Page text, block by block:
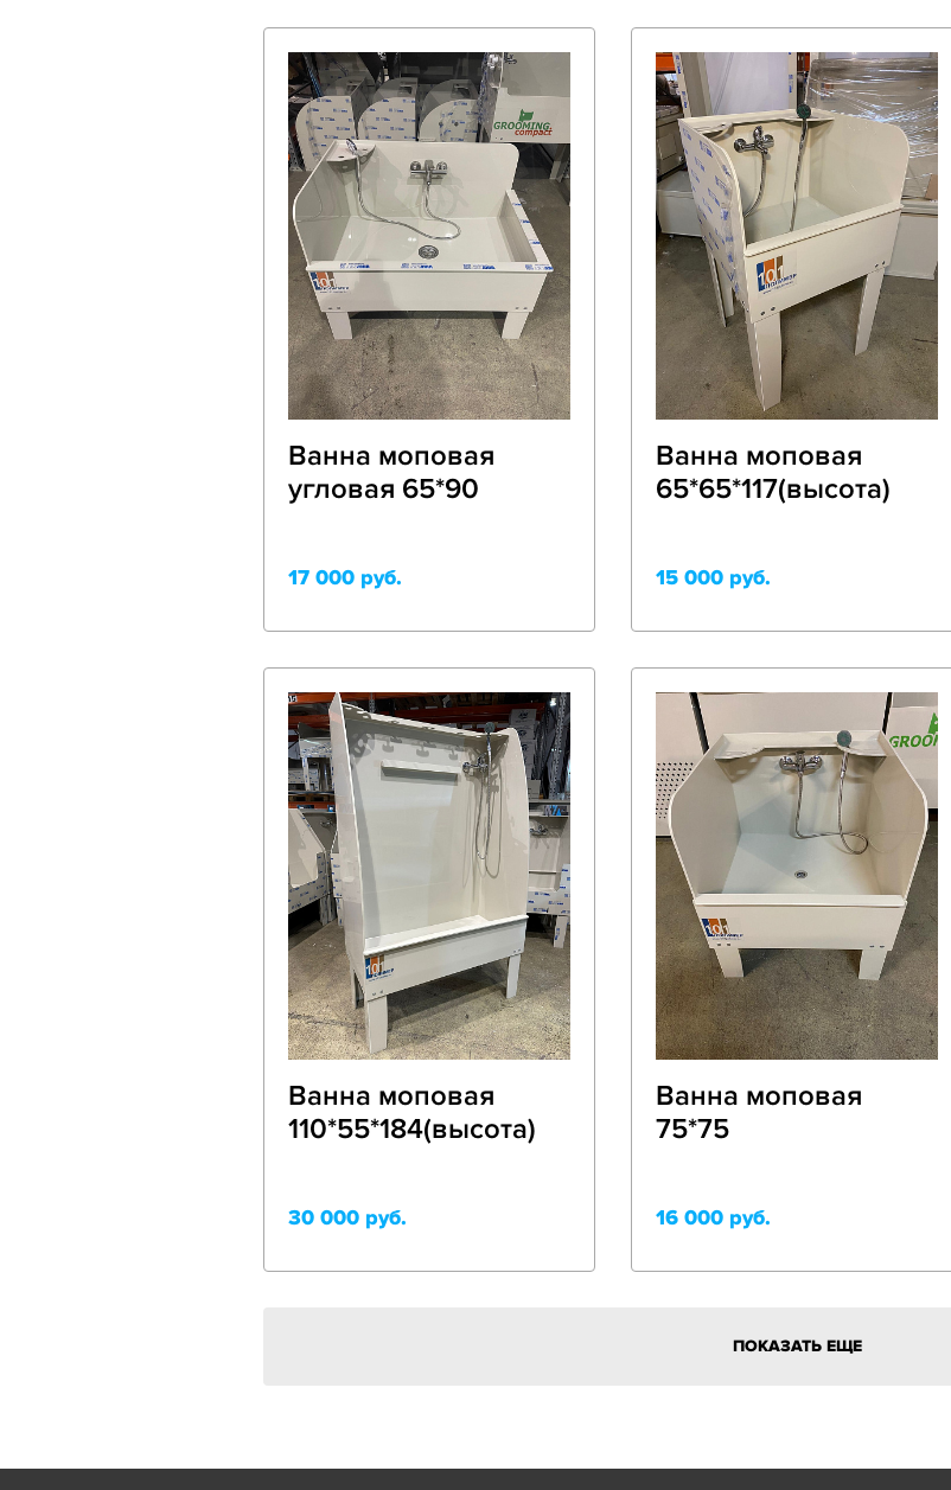
Ванна моповая
угловая 65*90
17 000 руб.
Ванна моповая
65*65*117(высота)
15 000 руб.
Ванна моповая
110*55*184(высота)
30 000 руб.
Ванна моповая
75*75
16 000 руб.
ПОКАЗАТЬ ЕЩЕ